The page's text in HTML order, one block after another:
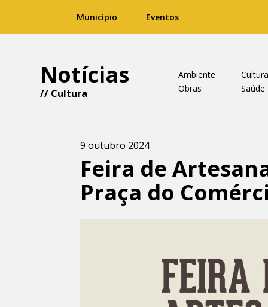
Município Eventos
Notícias
// Cultura
Ambiente
Cultura
Obras
Saúde
9 outubro 2024
Feira de
Praça do